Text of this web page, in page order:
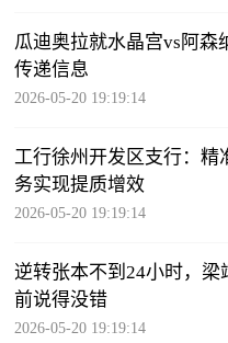
瓜迪奥拉就水晶宫vs阿森
传递信息
2026-05-20 19:19:14
工行徐州开发区支行：精
务实现提质增效
2026-05-20 19:19:14
逆转张本不到24小时，
前说得没错
2026-05-20 19:19:14